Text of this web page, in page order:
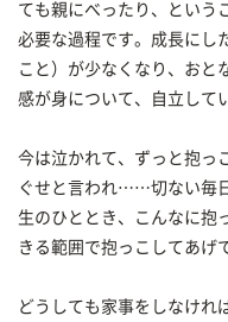
ても親にべったり、という
必要な過程です。成長にし
こと）が少なくなり、おと
感が身について、自立して
今は泣かれて、ずっと抱っ
ぐせと言われ……切ない毎
生のひととき、こんなに抱
きる範囲で抱っこしてあげ
どうしても家事をしなけ